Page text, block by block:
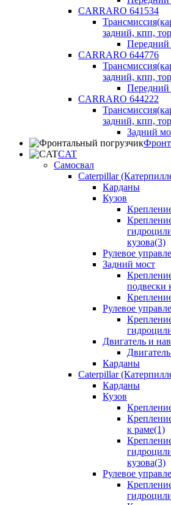
CARRARO 641534
задний, кпп,
Передний
CARRARO 644776
задний, кпп,
Передний
CARRARO 644222
задний, кпп,
Задний
CAT
Самосвал
Caterpillar
Карданы
Кузов
кузова(3)
Рулевое
Задний мост
подвески
Рулевое
Двигатель и
Карданы
Caterpillar
Карданы
Кузов
к раме(1)
кузова(3)
Рулевое